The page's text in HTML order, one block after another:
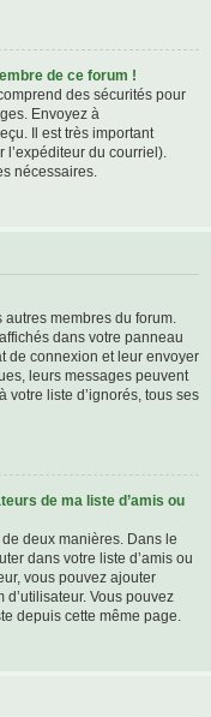
de ce forum !
des sécurités pour
Envoyez à
Il est très important
l’expéditeur du courriel).
nécessaires.
membres du forum.
dans votre panneau
de connexion et leur envoyer
leurs messages peuvent
votre liste d’ignorés, tous ses
de ma liste d’amis ou
deux manières. Dans le
dans votre liste d’amis ou
vous pouvez ajouter
Vous pouvez
depuis cette même page.